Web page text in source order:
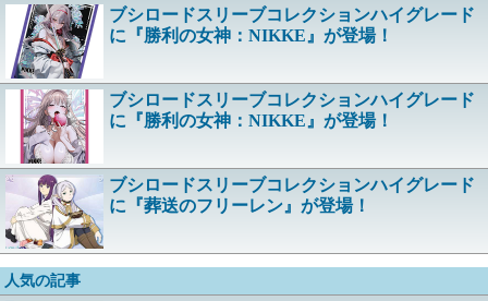
ブシロードスリーブコレクションハイグレード
に『勝利の女神：NIKKE』が登場！
ブシロードスリーブコレクションハイグレード
に『勝利の女神：NIKKE』が登場！
ブシロードスリーブコレクションハイグレード
に『葬送のフリーレン』が登場！
人気の記事